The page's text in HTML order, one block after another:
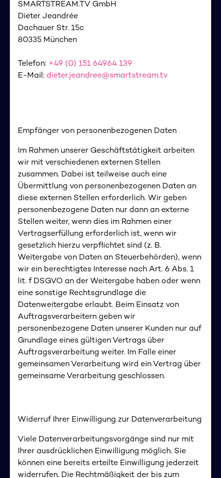
SMARTSTREAM.TV GmbH
Dieter Jeandrée
Dachauer Str. 15c
80335 München
Telefon: +49 (0) 151 64964 139
E-Mail: dieter.jeandree@smartstream.tv
Empfänger von personenbezogenen Daten
Im Rahmen unserer Geschäftstätigkeit arbeiten
wir mit verschiedenen externen Stellen
zusammen. Dabei ist teilweise auch eine
Übermittlung von personenbezogenen Daten an
diese externen Stellen erforderlich. Wir geben
personenbezogene Daten nur dann an externe
Stellen weiter, wenn dies im Rahmen einer
Vertragserfüllung erforderlich ist, wenn wir
gesetzlich hierzu verpflichtet sind (z. B.
Weitergabe von Daten an Steuerbehörden), wenn
wir ein berechtigtes Interesse nach Art. 6 Abs. 1
lit. f DSGVO an der Weitergabe haben oder wenn
eine sonstige Rechtsgrundlage die
Datenweitergabe erlaubt. Beim Einsatz von
Auftragsverarbeitern geben wir
personenbezogene Daten unserer Kunden nur auf
Grundlage eines gültigen Vertrags über
Auftragsverarbeitung weiter. Im Falle einer
gemeinsamen Verarbeitung wird ein Vertrag über
gemeinsame Verarbeitung geschlossen.
Widerruf Ihrer Einwilligung zur Datenverarbeitung
Viele Datenverarbeitungsvorgänge sind nur mit
Ihrer ausdrücklichen Einwilligung möglich. Sie
können eine bereits erteilte Einwilligung jederzeit
widerrufen. Die Rechtmäßigkeit der bis zum